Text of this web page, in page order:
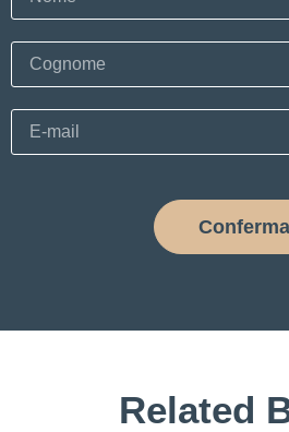
Conferma
Related